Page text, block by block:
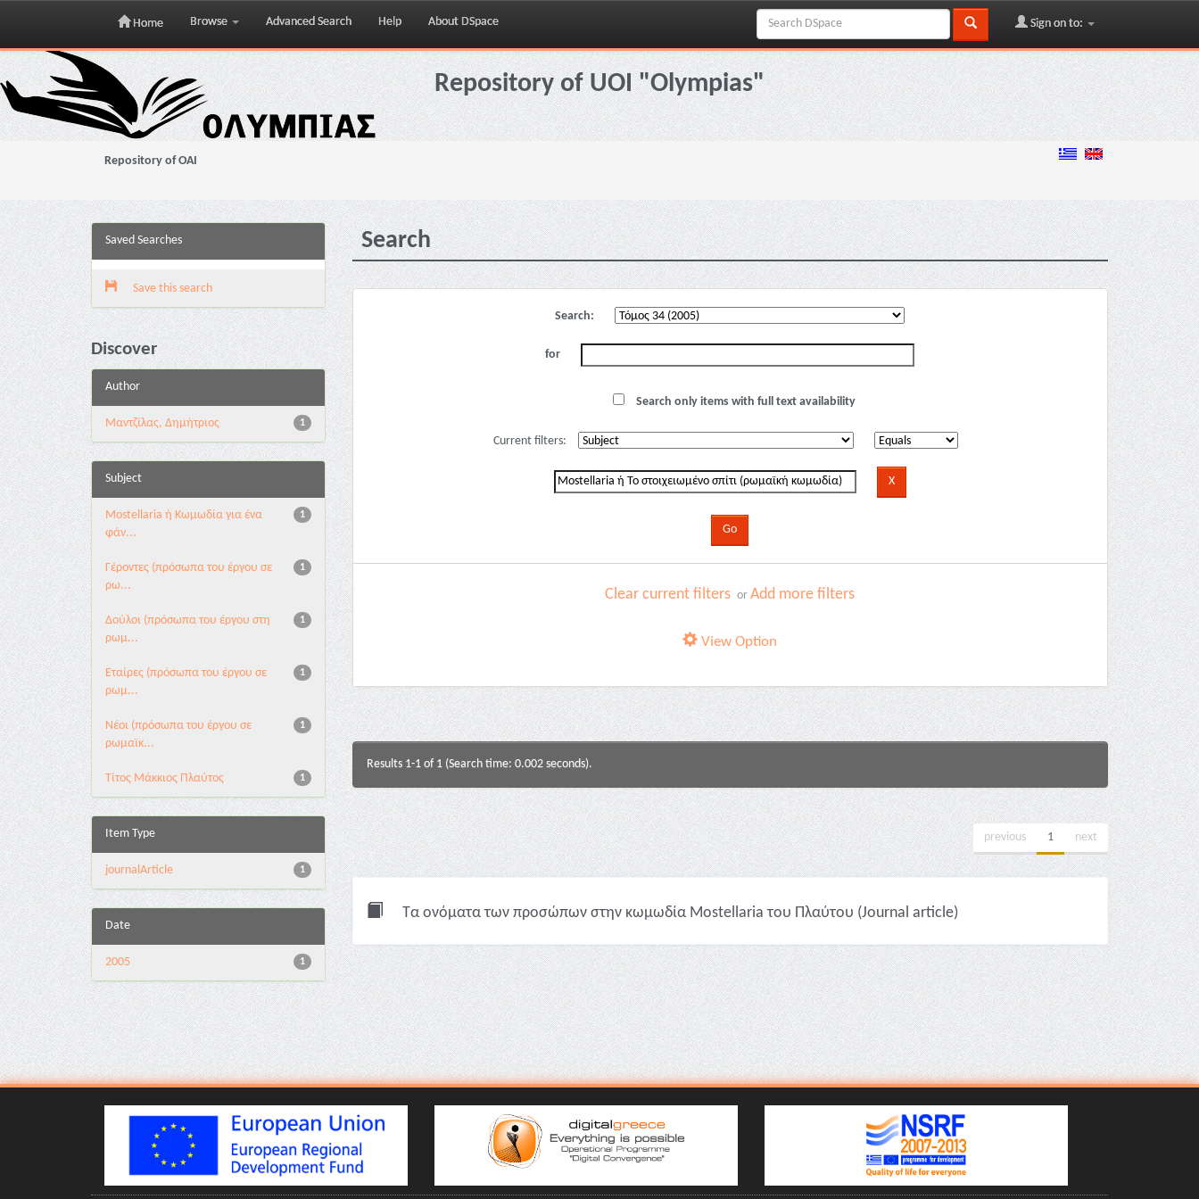
Skip
navigation
Home Browse Advanced Search Help About DSpace Sign on to:
Repository of UOI "Olympias"
Repository of OAI
Saved Searches
Save this search
Discover
Author
1
Μαντζίλας, Δημήτριος
Subject
1
Mostellaria ή Κωμωδία για ένα
φάν...
1
Γέροντες (πρόσωπα του έργου σε
ρω...
1
Δούλοι (πρόσωπα του έργου στη
ρωμ...
1
Εταίρες (πρόσωπα του έργου σε
ρωμ...
1
Νέοι (πρόσωπα του έργου σε
ρωμαϊκ...
1
Τίτος Μάκκιος Πλαύτος
Item Type
1
journalArticle
Date
1
2005
Search
Search:
for
Search only items with full text availability
Current filters:
Clear current filters orAdd more filters
View Option
Results 1-1 of 1 (Search time: 0.002 seconds).
previous 1 next
Τα ονόματα των προσώπων στην κωμωδία Mostellaria του Πλαύτου (Journal article)